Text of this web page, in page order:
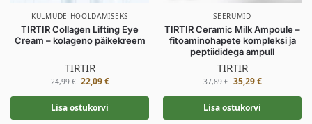
KULMUDE HOOLDAMISEKS
TIRTIR Collagen Lifting Eye
Cream – kolageno päikekreem
TIRTIR
24,99€ 22,09€
Lisa ostukorvi
SEERUMID
TIRTIR Ceramic Milk Ampoule –
fitoaminohapete kompleksi ja
peptiididega ampull
TIRTIR
37,89€ 35,29€
Lisa ostukorvi